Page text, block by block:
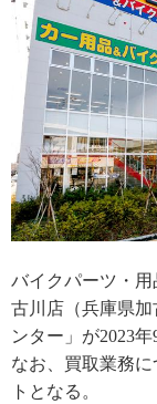
バイクパーツ・
古川店（兵庫県
ンター」が2023
なお、買取業務
トとなる。